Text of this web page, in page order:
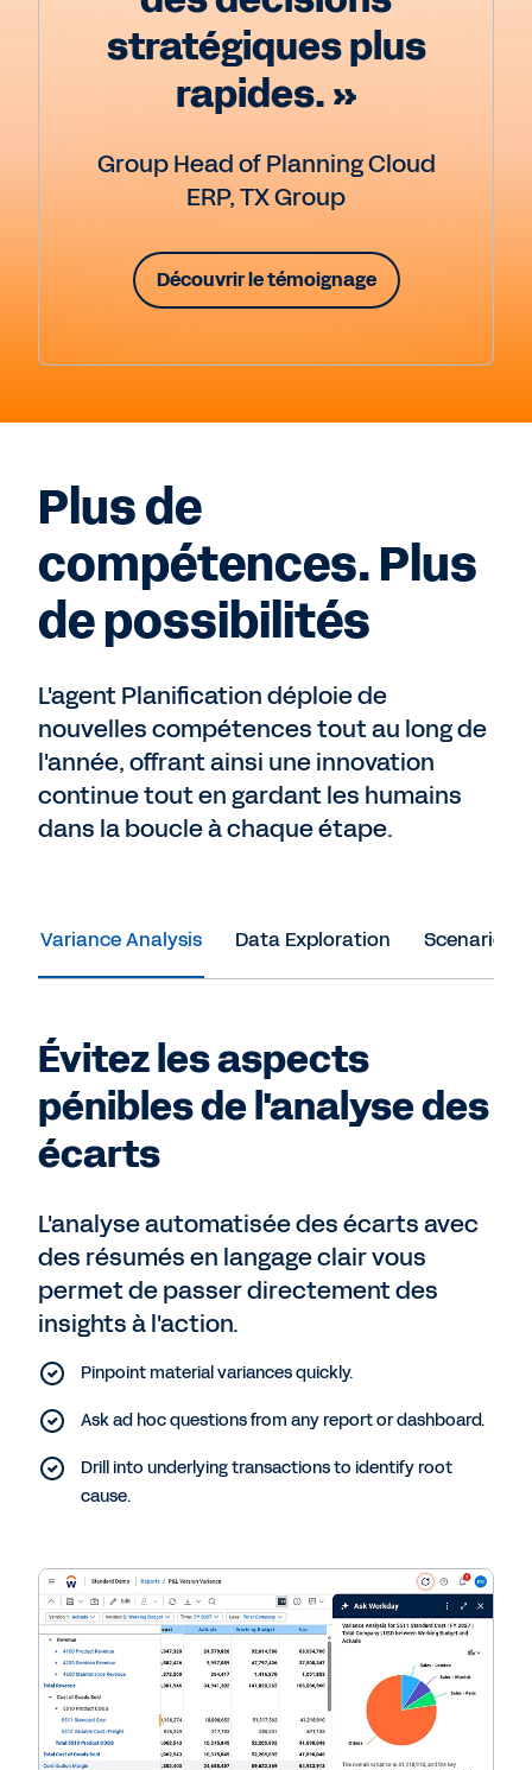
stratégiques plus
rapides. »
Group Head of Planning Cloud
ERP, TX Group
Découvrir le témoignage
Plus de
compétences. Plus
de possibilités
L'agent Planification déploie de
nouvelles compétences tout au long de
l'année, offrant ainsi une innovation
continue tout en gardant les humains
dans la boucle à chaque étape.
Variance Analysis Data Exploration Scenario
Évitez les aspects
pénibles de l'analyse des
écarts
L'analyse automatisée des écarts avec
des résumés en langage clair vous
permet de passer directement des
insights à l'action.
Pinpoint material variances quickly.
Ask ad hoc questions from any report or dashboard.
Drill into underlying transactions to identify root
cause.